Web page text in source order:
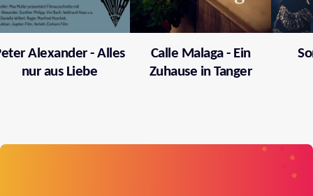
Alexander - Alles
nur aus Liebe
Calle Malaga - Ein
Zuhause in Tanger